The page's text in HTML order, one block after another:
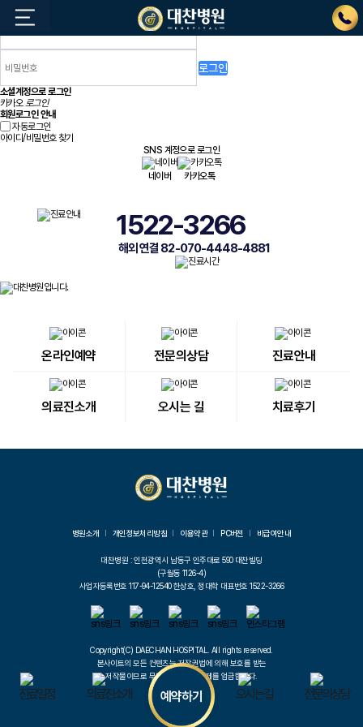
진료일정 의료진소개 오시는길 전문의상담
로그인
소셜계정으로 로그인
카카오로그인
회원로그인 안내
자동로그인
아이디/비밀번호 찾기
SNS 계정으로 로그인
네이버 카카오톡
1522-3266
해외 연결 82-070-4448-4881
온라인예약 전문의상담 진료안내
의료진소개 오시는 길 치료후기
병원소개 개인정보처리방침 이용약관 PC버전 비급여안내
대찬병원 : 인천광역시 남동구 인주대로 590 대찬빌딩
(구월동 1126-4)
사업자등록번호 117-94-12540 한상호, 정대학 대표번호 1522-3266
Copyright(C) DAECHAN HOSPITAL. All rights reserved.
본사이트의 모든 컨텐츠는 저작권법에 의해 보호를 받는
저작물이므로 무단전제와 무단복제를 엄금합니다.